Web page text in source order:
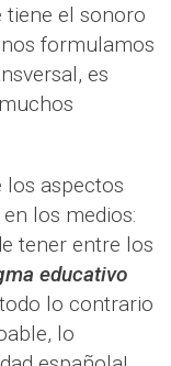
tiene el sonoro
nos formulamos
es
los aspectos
los medios:
tener entre los
educativo
lo contrario
lo